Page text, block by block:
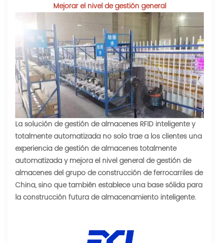
Mejorar el nivel de gestión general
La solución de gestión de almacenes RFID inteligente y
totalmente automatizada no solo trae a los clientes una
experiencia de gestión de almacenes totalmente
automatizada y mejora el nivel general de gestión de
almacenes del grupo de construcción de ferrocarriles de
China, sino que también establece una base sólida para
la construcción futura de almacenamiento inteligente.